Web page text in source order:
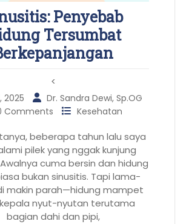
Penyebab
Tersumbat
<
2025
Dr. Sandra Dewi, Sp.OG
Comments
Kesehatan
beberapa tahun lalu saya
pilek yang nggak kunjung
cuma bersin dan hidung
bukan sinusitis. Tapi lama-
makin parah—hidung mampet
nyut-nyutan terutama
bagian dahi dan pipi,